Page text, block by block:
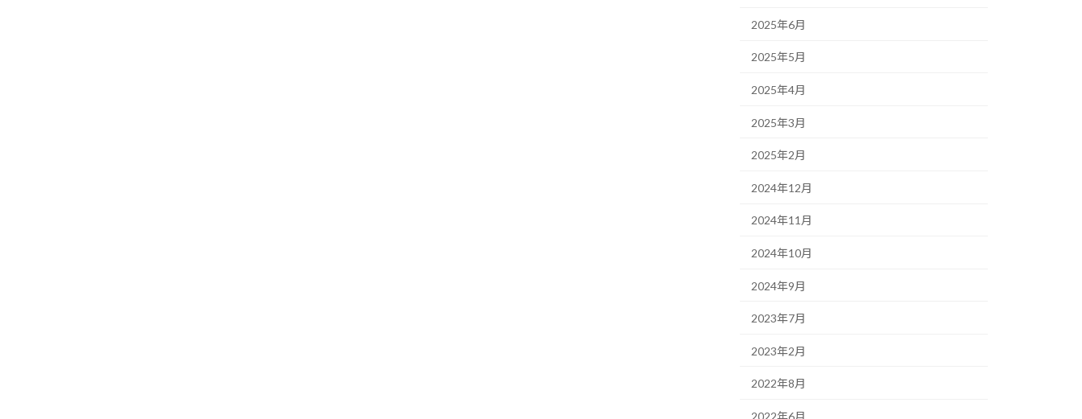
2025年6月
2025年5月
2025年4月
2025年3月
2025年2月
2024年12月
2024年11月
2024年10月
2024年9月
2023年7月
2023年2月
2022年8月
2022年6月